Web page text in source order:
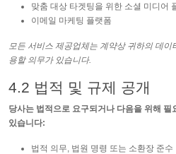
맞춤 대상 타겟팅을 위한 소셜 미디어
이메일 마케팅 플랫폼
모든 서비스 제공업체는 계약상 귀하의 데
용할 의무가 있습니다.
4.2 법적 및 규제 공개
당사는 법적으로 요구되거나 다음을 위해
있습니다:
법적 의무, 법원 명령 또는 소환장 준수